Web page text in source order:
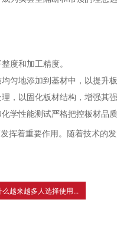
度和加工精度。
匀地添加到基材中，以提升板
，以固化板材结构，增强其强
学性能测试严格把控板材品质
挥着重要作用。随着技术的
么越来越多人选择使用...